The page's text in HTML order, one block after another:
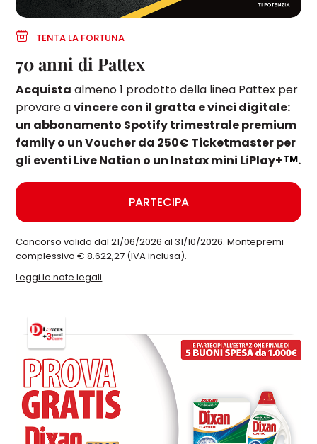
TENTA LA FORTUNA
70 anni di Pattex
Acquista almeno 1 prodotto della linea Pattex per
provare avincere con il gratta e vinci digitale:
un abbonamento Spotify trimestrale premium
family o un Voucher da 250€ Ticketmaster per
gli eventi Live Nation o un Instax mini LiPlay+TM.
PARTECIPA
Concorso valido dal 21/06/2026 al 31/10/2026. Montepremi
complessivo € 8.622,27 (IVA inclusa).
Leggi le note legali